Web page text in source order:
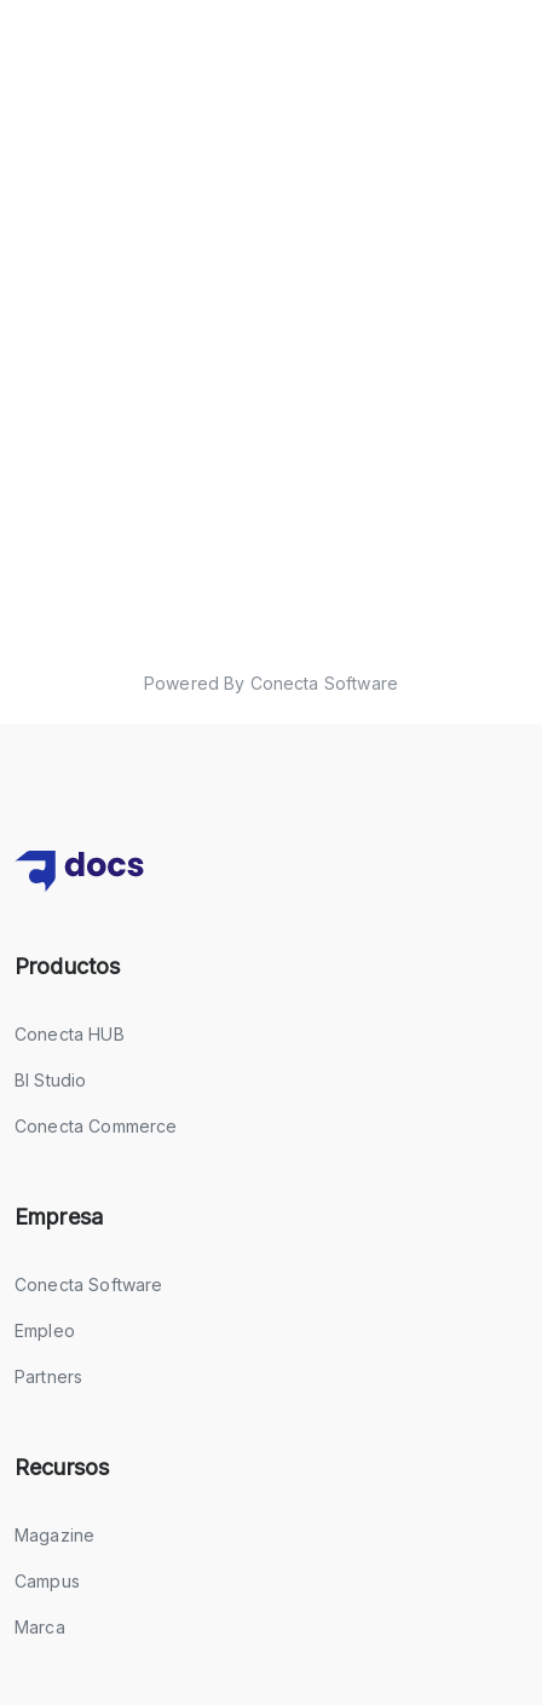
Powered By Conecta Software
Productos
Conecta HUB
BI Studio
Conecta Commerce
Empresa
Conecta Software
Empleo
Partners
Recursos
Magazine
Campus
Marca